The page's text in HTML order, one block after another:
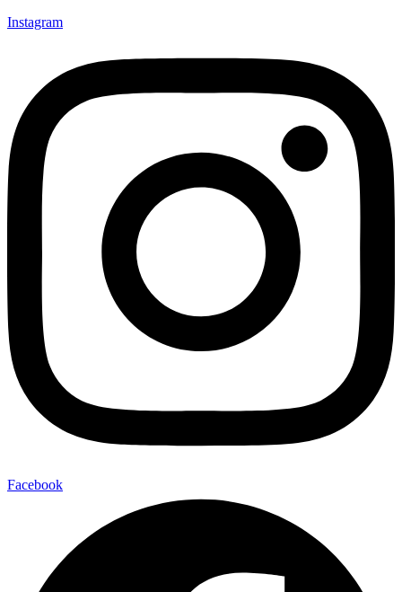
Instagram
Facebook